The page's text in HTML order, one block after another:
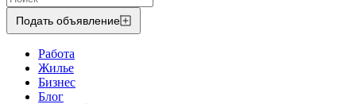
Подать объявление
Работа
Жилье
Бизнес
Блог